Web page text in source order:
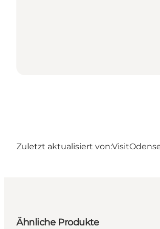
Zuletzt aktualisiert von:
Ähnliche Produkte